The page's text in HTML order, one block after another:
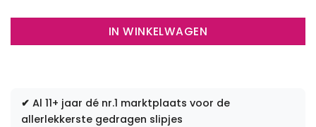
IN WINKELWAGEN
✔ Al 11+ jaar dé nr.1 marktplaats voor de
allerlekkerste gedragen slipjes